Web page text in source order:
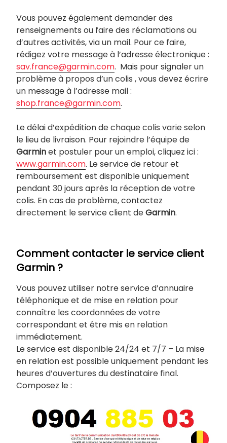
Vous pouvez également demander des
renseignements ou faire des réclamations ou
d’autres activités, via un mail. Pour ce faire,
rédigez votre message à l’adresse électronique :
sav.france@garmin.com. Mais pour signaler un
problème à propos d’un colis , vous devez écrire
un message à l’adresse mail :
shop.france@garmin.com.
Le délai d’expédition de chaque colis varie selon
le lieu de livraison. Pour rejoindre l’équipe de
Garminet postuler pour un emploi, cliquez ici :
www.garmin.com. Le service de retour et
remboursement est disponible uniquement
pendant 30 jours après la réception de votre
colis. En cas de problème, contactez
directement le service client deGarmin.
Comment contacter le service client
Garmin ?
Vous pouvez utiliser notre service d’annuaire
téléphonique et de mise en relation pour
connaître les coordonnées de votre
correspondant et être mis en relation
immédiatement.
Le service est disponible 24/24 et 7/7 – La mise
en relation est possible uniquement pendant les
heures d’ouvertures du destinataire final.
Composez le :